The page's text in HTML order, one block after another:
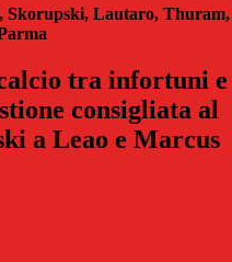
Skorupski, Lautaro, Thuram,
tra infortuni e
consigliata al
a Leao e Marcus